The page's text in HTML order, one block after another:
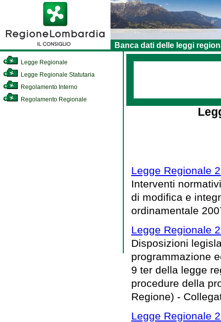
Banca dati delle leggi
Legge Regionale
Legge Regionale Statutaria
Regolamento Interno
Regolamento Regionale
Legge Regionale
Interventi
di modifica e
ordinamentale
Legge Regionale
Disposizioni
programmazione
9 ter della legge
procedure della
Regione) -
Legge Regionale